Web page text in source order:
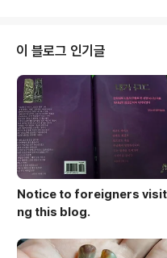
ery, very important message,
ad it and share ..
이 블로그 인기글
Notice to foreigners
ng this blog.